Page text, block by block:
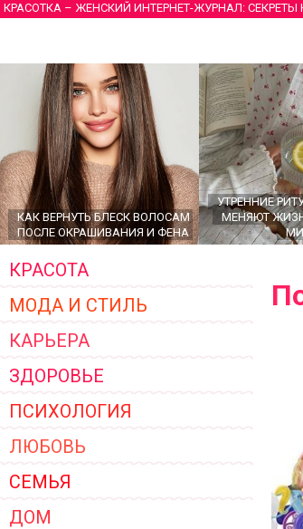
КРАСОТКА – ЖЕНСКИЙ ИНТЕРНЕТ-ЖУРНАЛ:
КАК ВЕРНУТЬ БЛЕСК ВОЛОСАМ
ПОСЛЕ ОКРАШИВАНИЯ И ФЕНА
УТРЕННИЕ
МЕНЯЮТ
ГЛАВНЫЕ ТРЕНДЫ ВЕРХНЕЙ
ЖЕНСКОЙ ОДЕЖДЫ 2026
КРАСОТА
МОДА И СТИЛЬ
КАРЬЕРА
ЗДОРОВЬЕ
ПСИХОЛОГИЯ
ЛЮБОВЬ
СЕМЬЯ
ДОМ